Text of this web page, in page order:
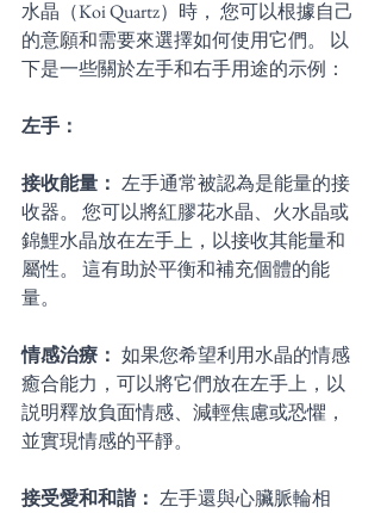
水晶（Koi Quartz）時， 您可以根據自己
的意願和需要來選擇如何使用它們。 以
下是一些關於左手和右手用途的示例：
左手：
接收能量： 左手通常被認為是能量的接
收器。 您可以將紅膠花水晶、火水晶或
錦鯉水晶放在左手上，以接收其能量和
屬性。 這有助於平衡和補充個體的能
量。
情感治療： 如果您希望利用水晶的情感
癒合能力，可以將它們放在左手上，以
説明釋放負面情感、減輕焦慮或恐懼，
並實現情感的平靜。
接受愛和和諧： 左手還與心臟脈輪相